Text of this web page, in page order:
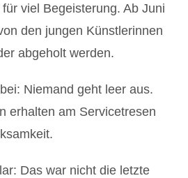
viel Begeisterung. Ab Juni
den jungen Künstlerinnen
abgeholt werden.
Niemand geht leer aus.
erhalten am Servicetresen
Das war nicht die letzte